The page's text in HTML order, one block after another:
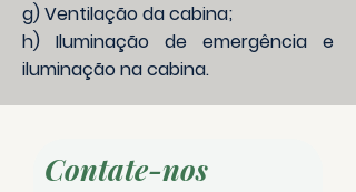
g) Ventilação da cabina;
h) Iluminação de emergência e
iluminação na cabina.
Contate-nos